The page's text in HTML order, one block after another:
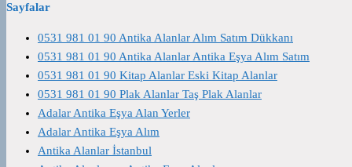
Sayfalar
0531 981 01 90 Antika Alanlar Alım Satım Dükkanı
0531 981 01 90 Antika Alanlar Antika Eşya Alım Satım
0531 981 01 90 Kitap Alanlar Eski Kitap Alanlar
0531 981 01 90 Plak Alanlar Taş Plak Alanlar
Adalar Antika Eşya Alan Yerler
Adalar Antika Eşya Alım
Antika Alanlar İstanbul